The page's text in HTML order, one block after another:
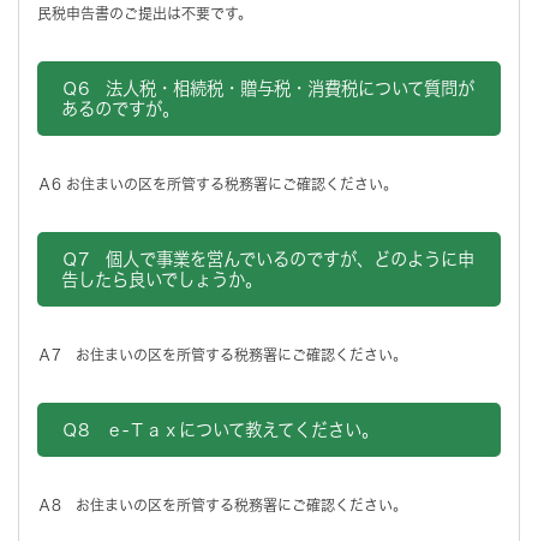
民税申告書のご提出は不要です。
Ｑ6 法人税・相続税・贈与税・消費税について質問が
あるのですが。
Ａ6 お住まいの区を所管する税務署にご確認ください。
Ｑ7 個人で事業を営んでいるのですが、どのように申
告したら良いでしょうか。
Ａ7 お住まいの区を所管する税務署にご確認ください。
Ｑ8 ｅ-Ｔａｘについて教えてください。
Ａ8 お住まいの区を所管する税務署にご確認ください。